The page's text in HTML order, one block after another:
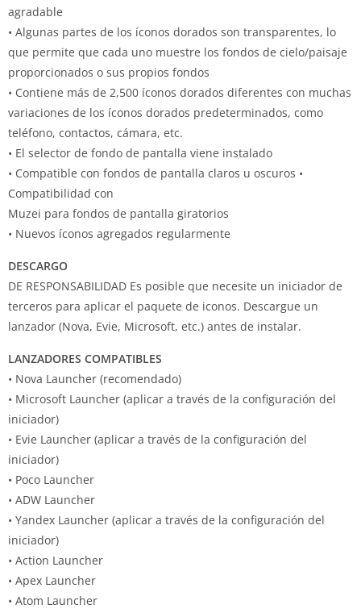
agradable
• Algunas partes de los íconos dorados son transparentes, lo
que permite que cada uno muestre los fondos de cielo/paisaje
proporcionados o sus propios fondos
• Contiene más de 2,500 íconos dorados diferentes con muchas
variaciones de los íconos dorados predeterminados, como
teléfono, contactos, cámara, etc.
• El selector de fondo de pantalla viene instalado
• Compatible con fondos de pantalla claros u oscuros •
Compatibilidad con
Muzei para fondos de pantalla giratorios
• Nuevos íconos agregados regularmente
DESCARGO
DE RESPONSABILIDAD Es posible que necesite un iniciador de
terceros para aplicar el paquete de iconos. Descargue un
lanzador (Nova, Evie, Microsoft, etc.) antes de instalar.
LANZADORES COMPATIBLES
• Nova Launcher (recomendado)
• Microsoft Launcher (aplicar a través de la configuración del
iniciador)
• Evie Launcher (aplicar a través de la configuración del
iniciador)
• Poco Launcher
• ADW Launcher
• Yandex Launcher (aplicar a través de la configuración del
iniciador)
• Action Launcher
• Apex Launcher
• Atom Launcher